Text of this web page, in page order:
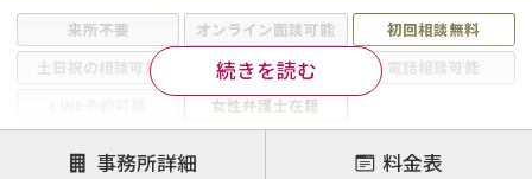
来所不要 オンライン面談可能
初回相談無料
土日祝の相談可能
19時以降電話可能
電話相談可能
女性弁護士在籍
注力案件
続きを読む
事務所詳細 料金表